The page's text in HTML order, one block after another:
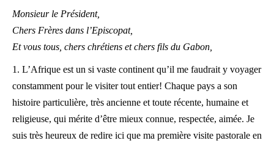
Monsieur le Président,
Chers Frères dans l’Episcopat,
Et vous tous, chers chrétiens et chers fils du Gabon,
1. L’Afrique est un si vaste continent qu’il me faudrait y voyager
constamment pour le visiter tout entier! Chaque pays a son
histoire particulière, très ancienne et toute récente, humaine et
religieuse, qui mérite d’être mieux connue, respectée, aimée. Je
suis très heureux de redire ici que ma première visite pastorale en